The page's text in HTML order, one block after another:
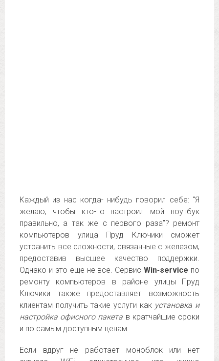
Каждый из нас когда- нибудь говорил себе: “Я
желаю, чтобы кто-то настроил мой ноутбук
правильно, а так же с первого раза”? ремонт
компьютеров улица Пруд Ключики сможет
устранить все сложности, связанные с железом,
предоставив высшее качество поддержки.
Однако и это еще не все. СервисWin-service по
ремонту компьютеров в районе улицы Пруд
Ключики также предоставляет возможность
клиентам получить такие услуги как установка и
настройка офисного пакета в кратчайшие сроки
и по самым доступным ценам.
Если вдруг не работает моноблок или нет